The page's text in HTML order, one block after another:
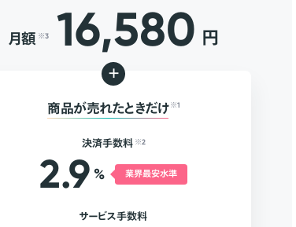
月額 ※3 16,580 円
+
商品が売れたときだけ ※1
決済手数料 ※2
2.9 % 業界最安水準
サービス手数料